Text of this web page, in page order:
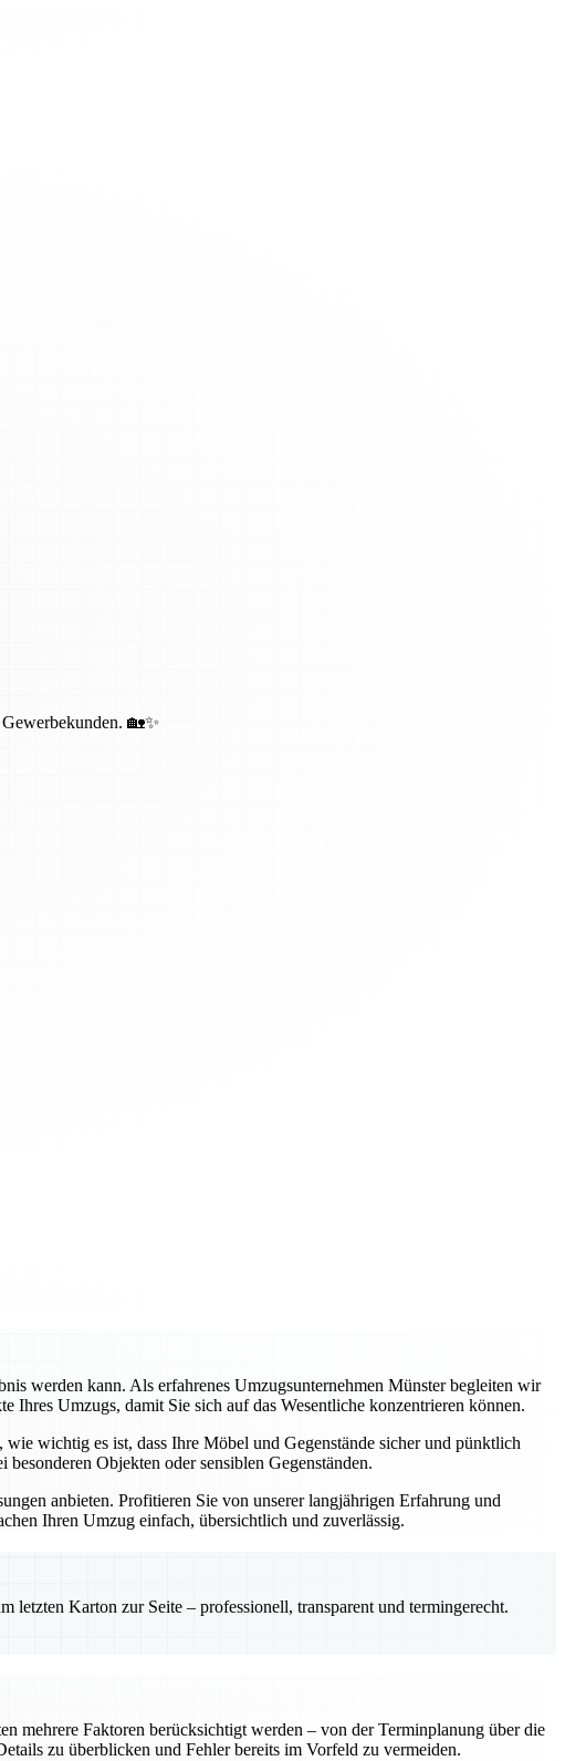
🏡✨
werden kann. Als erfahrenes Umzugsunternehmen Münster begleiten wir
Ihres Umzugs, damit Sie sich auf das Wesentliche konzentrieren können.
wichtig es ist, dass Ihre Möbel und Gegenstände sicher und pünktlich
Objekten oder sensiblen Gegenständen.
anbieten. Profitieren Sie von unserer langjährigen Erfahrung und
Ihren Umzug einfach, übersichtlich und zuverlässig.
letzten Karton zur Seite – professionell, transparent und termingerecht.
mehrere Faktoren berücksichtigt werden – von der Terminplanung über die
zu überblicken und Fehler bereits im Vorfeld zu vermeiden.